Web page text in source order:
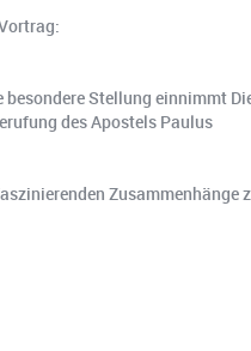
besondere Stellung einnimmt
des Apostels Paulus